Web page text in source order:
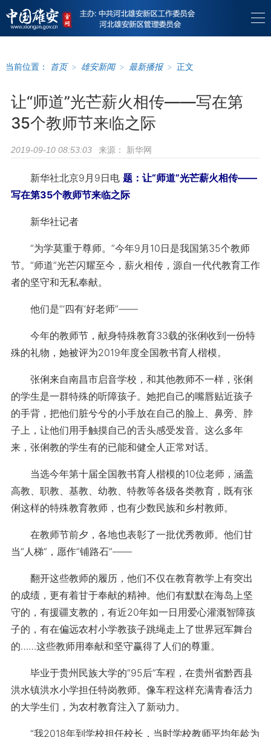
当前位置： 首页 > 雄安新闻 > 最新播报 > 正文
让“师道”光芒薪火相传——写在第
35个教师节来临之际
2019-09-10 08:53:03 来源： 新华网
新华社北京9月9日电 题：让“师道”光芒薪火相传——
写在第35个教师节来临之际
新华社记者
“为学莫重于尊师。”今年9月10日是我国第35个教师
节。“师道”光芒闪耀至今，薪火相传，源自一代代教育工作
者的坚守和无私奉献。
他们是“‘四有’好老师”——
今年的教师节，献身特殊教育33载的张俐收到一份特
殊的礼物，她被评为2019年度全国教书育人楷模。
张俐来自南昌市启音学校，和其他教师不一样，张俐
的学生是一群特殊的听障孩子。她把自己的嘴唇贴近孩子
的手背，把他们脏兮兮的小手放在自己的脸上、鼻旁、脖
子上，让他们用手触摸自己的舌头感受发音。这么多年
来，张俐教的学生有的已能和健全人正常对话。
当选今年第十届全国教书育人楷模的10位老师，涵盖
高教、职教、基教、幼教、特教等各级各类教育，既有张
俐这样的特殊教育教师，也有少数民族和乡村教师。
在教师节前夕，各地也表彰了一批优秀教师。他们甘
当“人梯”，愿作“铺路石”——
翻开这些教师的履历，他们不仅在教育教学上有突出
的成绩，更有着甘于奉献的精神。他们有默默在海岛上坚
守的，有援疆支教的，有近20年如一日用爱心灌溉智障孩
子的，有在偏远农村小学教孩子跳绳走上了世界冠军舞台
的……这些教师用奉献和坚守赢得了人们的尊重。
毕业于贵州民族大学的“95后”车程，在贵州省黔西县
洪水镇洪水小学担任特岗教师。像车程这样充满青春活力
的大学生们，为农村教育注入了新动力。
“我2018年到学校担任校长，当时学校教师平均年龄为